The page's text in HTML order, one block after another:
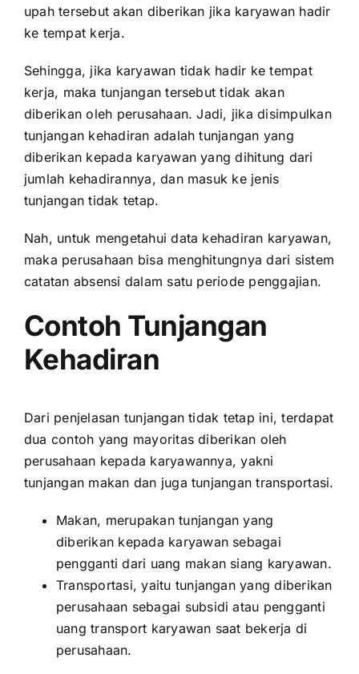
upah tersebut akan diberikan jika karyawan hadir
ke tempat kerja.
Sehingga, jika karyawan tidak hadir ke tempat
kerja, maka tunjangan tersebut tidak akan
diberikan oleh perusahaan. Jadi, jika disimpulkan
tunjangan kehadiran adalah tunjangan yang
diberikan kepada karyawan yang dihitung dari
jumlah kehadirannya, dan masuk ke jenis
tunjangan tidak tetap.
Nah, untuk mengetahui data kehadiran karyawan,
maka perusahaan bisa menghitungnya dari sistem
catatan absensi dalam satu periode penggajian.
Contoh Tunjangan
Kehadiran
Dari penjelasan tunjangan tidak tetap ini, terdapat
dua contoh yang mayoritas diberikan oleh
perusahaan kepada karyawannya, yakni
tunjangan makan dan juga tunjangan transportasi.
Makan, merupakan tunjangan yang
diberikan kepada karyawan sebagai
pengganti dari uang makan siang karyawan.
Transportasi, yaitu tunjangan yang diberikan
perusahaan sebagai subsidi atau pengganti
uang transport karyawan saat bekerja di
perusahaan.